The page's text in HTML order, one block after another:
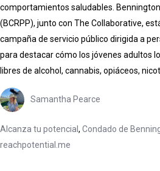
comportamientos saludables.
(BCRPP), junto con The Collaborative,
campaña de servicio público dirigida a
para destacar cómo los jóvenes adultos
libres de alcohol, cannabis, opiáceos,
Samantha Pearce
Alcanza tu potencial , Condado de
reachpotential.me